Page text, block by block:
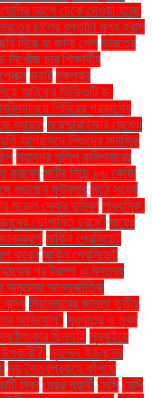
আগে ঢেকে দেওয়া হচ্ছে
চালের রপ্তানি মূল্য হ্রাস
নিয়ে যা জানা গেল ভারতের
চার শিক্ষার্থীর
ভ্যাট মঙ্গলবার
আটকের ভিডিওটি ড.
শিবিরের প্রকাশ্যে
ব্যায়াম ময়েশ্চারাইজার মেখেও
আগ্রাসনে শিশুদের মানসিক
মহানগর পুলিশ কমিশনারের
করবেন মাটির নিচে ৮৬ কেজি
লড়ছেন ফুটবলার মাঠে সংঘর্ষ
মডেল সেবার ভূমিকা মাধ্যমিক.
ভোগান্তি চরমে" মায়ের
মার্কিন প্রেসিডেন্ট
করেন মার্কিন প্রেসিডেন্ট
পর ট্রাম্প এ মন্তব্য
অমৃতসর আন্তর্জাতিক
বৃদ্ধি মিয়ানমারের জান্তা তৃতীয়
অভিযোগ" মুখপাত্র ও মুখ্য
ছিনতাই মুম্বাইয়ে
মুহাম্মদ ইউনূসের
মৃদু শৈত্যপ্রবাহে কাঁপছে
টাকা মেয়র প্রার্থী মেসি মেসি